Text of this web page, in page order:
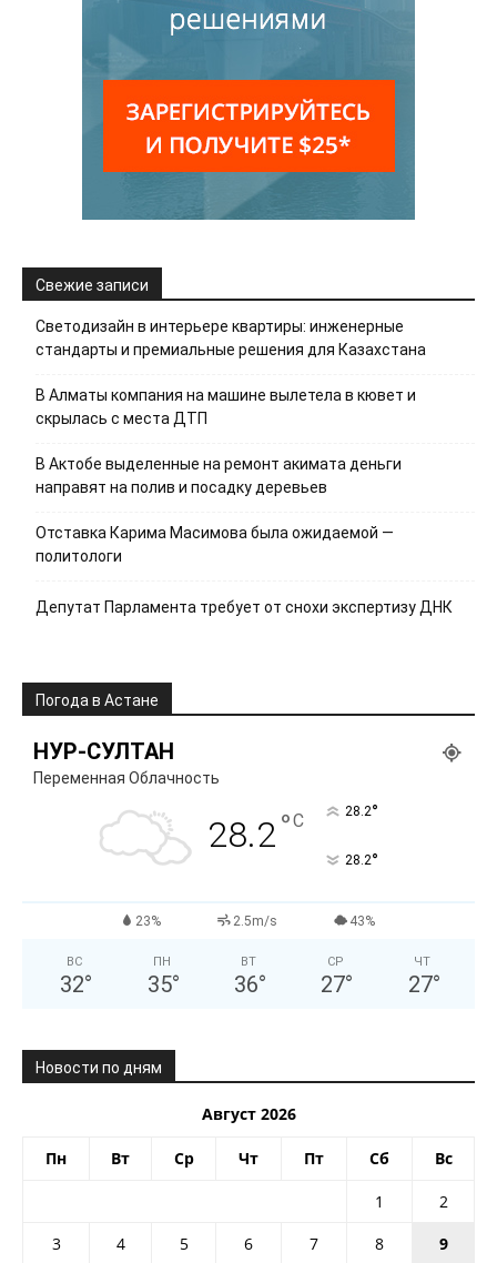
Свежие записи
Светодизайн в интерьере квартиры: инженерные
стандарты и премиальные решения для Казахстана
В Алматы компания на машине вылетела в кювет и
скрылась с места ДТП
В Актобе выделенные на ремонт акимата деньги
направят на полив и посадку деревьев
Отставка Карима Масимова была ожидаемой —
политологи
Депутат Парламента требует от снохи экспертизу ДНК
Погода в Астане
НУР-СУЛТАН
Переменная Облачность
28.2°C 28.2°
28.2°
23% 2.5m/s 43%
ВС
32°
ПН
35°
ВТ
36°
СР
27°
ЧТ
27°
Новости по дням
Август 2026
Пн Вт Ср Чт Пт Сб Вс
1
2
3
4 5 6 7 8
9